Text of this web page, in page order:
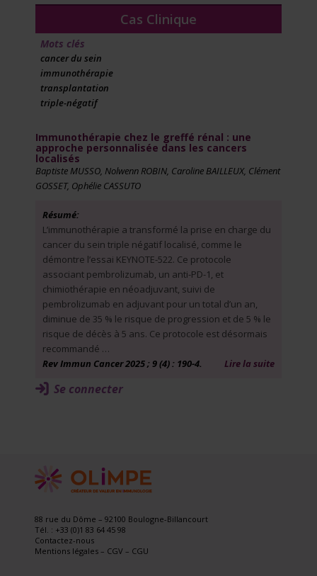
Cas Clinique
Mots clés
cancer du sein
immunothérapie
transplantation
triple-négatif
Immunothérapie chez le greffé rénal : une
approche personnalisée dans les cancers
localisés
Baptiste MUSSO, Nolwenn ROBIN, Caroline BAILLEUX, Clément
GOSSET, Ophélie CASSUTO
Résumé:
L’immunothérapie a transformé la prise en charge du
cancer du sein triple négatif localisé, comme le
démontre l’essai KEYNOTE-522. Ce protocole
associant pembrolizumab, un anti-PD-1, et
chimiothérapie en néoadjuvant, suivi de
pembrolizumab en adjuvant pour un total d’un an,
diminue de 35 % le risque de progression et de 5 % le
risque de décès à 5 ans. Ce protocole est désormais
recommandé …
Rev Immun Cancer 2025 ; 9 (4) : 190-4.
Lire la suite
Se connecter
88 rue du Dôme – 92100 Boulogne-Billancourt
Tél. : +33 (0)1 83 64 45 98
Contactez-nous
Mentions légales– CGV– CGU